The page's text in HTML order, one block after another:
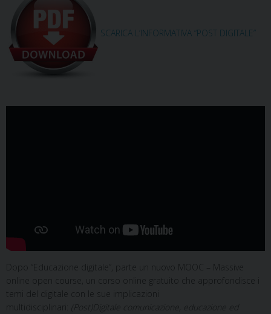
SCARICA L’INFORMATIVA “POST DIGITALE”
Dopo “Educazione digitale”, parte un nuovo MOOC – Massive
online open course, un corso online gratuito che approfondisce i
temi del digitale con le sue implicazioni
multidisciplinari:
(Post)Digitale comunicazione, educazione ed